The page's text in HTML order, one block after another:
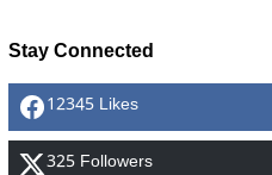
Stay Connected
12345 Likes
325 Followers